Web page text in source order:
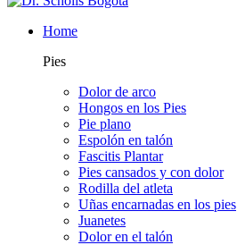
Home
Pies
Dolor de arco
Hongos en los Pies
Pie plano
Espolón en talón
Fascitis Plantar
Pies cansados y con dolor
Rodilla del atleta
Uñas encarnadas en los pies
Juanetes
Dolor en el talón